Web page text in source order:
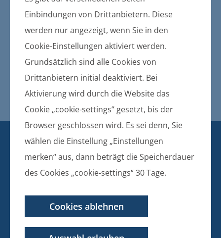
Einbindungen von Drittanbietern. Diese
werden nur angezeigt, wenn Sie in den
Cookie-Einstellungen aktiviert werden.
Grundsätzlich sind alle Cookies von
Drittanbietern initial deaktiviert. Bei
Aktivierung wird durch die Website das
Cookie „cookie-settings“ gesetzt, bis der
Browser geschlossen wird. Es sei denn, Sie
wählen die Einstellung „Einstellungen
merken“ aus, dann beträgt die Speicherdauer
des Cookies „cookie-settings“ 30 Tage.
Cookies ablehnen
Gemeinden und des Amtes
Gemeinde Züssow:
Beteiligungsbericht 2025
24.06.2026
Beteiligungsbericht 2025
KONTAKT
BANKVERBINDUNG
Amt Züssow